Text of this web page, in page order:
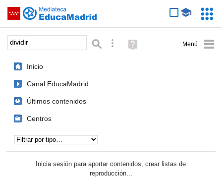
Saltar navegación
Palabra o frase: Búsqueda avanzada
Ayuda
(en
Inicio
Canal EducaMadrid
Últimos contenidos
Centros
Inicia sesión para aportar contenidos, crear listas de
reproducción...